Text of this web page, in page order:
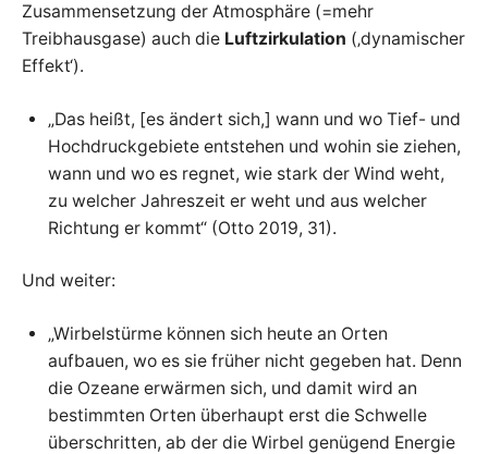
Zusammensetzung der Atmosphäre (=mehr
Treibhausgase) auch die Luftzirkulation (‚dynamischer
Effekt‘).
„Das heißt, [es ändert sich,] wann und wo Tief- und
Hochdruckgebiete entstehen und wohin sie ziehen,
wann und wo es regnet, wie stark der Wind weht,
zu welcher Jahreszeit er weht und aus welcher
Richtung er kommt“ (Otto 2019, 31).
Und weiter:
„Wirbelstürme können sich heute an Orten
aufbauen, wo es sie früher nicht gegeben hat. Denn
die Ozeane erwärmen sich, und damit wird an
bestimmten Orten überhaupt erst die Schwelle
überschritten, ab der die Wirbel genügend Energie